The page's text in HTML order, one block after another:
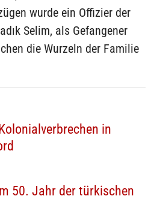
wurde ein Offizier der
Selim, als Gefangener
die Wurzeln der Familie
in
50. Jahr der türkischen